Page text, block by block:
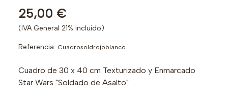
25,00 €
(IVA General 21% incluido)
Referencia: Cuadrosoldrojoblanco
Cuadro de 30 x 40 cm Texturizado y Enmarcado
Star Wars "Soldado de Asalto"